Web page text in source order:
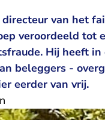
van het
veroordeeld tot
Hij heeft
beleggers -
eerder van vrij.